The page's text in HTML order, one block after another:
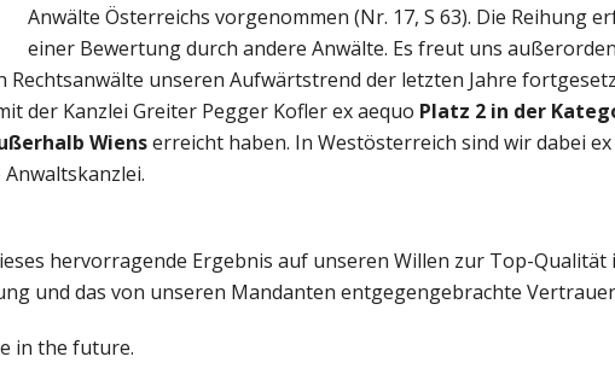
Anwälte Österreichs vorgenommen (Nr. 17, S 63). Die Reihung
einer Bewertung durch andere Anwälte. Es freut uns
Rechtsanwälte unseren Aufwärtstrend der letzten Jahre
der Kanzlei Greiter Pegger Kofler ex aequo Platz 2 in der
Wienserreicht haben. In Westösterreich sind wir dabei ex
hervorragende Ergebnis auf unseren Willen zur Top-Qualität
und das von unseren Mandanten entgegengebrachte
in the future.